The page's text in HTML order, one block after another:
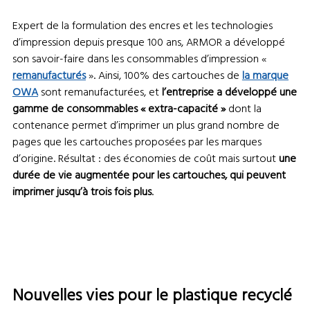
Expert de la formulation des encres et les technologies
d’impression depuis presque 100 ans, ARMOR a développé
son savoir-faire dans les consommables d’impression «
remanufacturés». Ainsi, 100% des cartouches dela marque
OWAsont remanufacturées, etl’entreprise a développé une
gamme de consommables « extra-capacité »dont la
contenance permet d’imprimer un plus grand nombre de
pages que les cartouches proposées par les marques
d’origine. Résultat : des économies de coût mais surtoutune
durée de vie augmentée pour les cartouches, qui peuvent
imprimer jusqu’à trois fois plus.
Nouvelles vies pour le plastique recyclé